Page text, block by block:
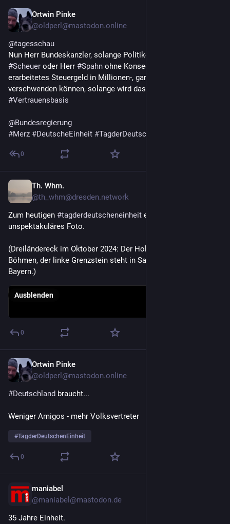
Ortwin Pinke
@oldperl@mastodon.online
@tagesschau
#Scheuer oder Herr #Spahn ohne Konsequenz unser teuer
erarbeitetes Steuergeld in Millionen-, gar Milliardenhöhe,
#Vertrauensbasis
@Bundesregierung
#Merz #DeutscheEinheit #TagderDeutschenEinheit
0
Th. Whm.
@th_whm@dresden.network
Zum heutigen #tagderdeutscheneinheit ein inzwischen völlig
unspektakuläres Foto.
(Dreiländereck im Oktober 2024: Der Holzsteg verläuft in
Böhmen, der linke Grenzstein steht in Sachsen, der rechte in
Bayern.)
Ausblenden
0
Ortwin Pinke
@oldperl@mastodon.online
#Deutschland braucht...
Weniger Amigos - mehr Volksvertreter
#TagderDeutschenEinheit
0
maniabel
@maniabel@mastodon.de
35 Jahre Einheit.